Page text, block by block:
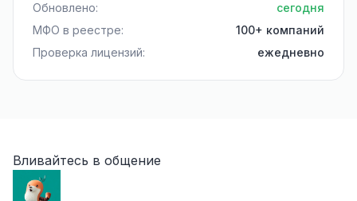
Обновлено:
сегодня
МФО в реестре:
100+ компаний
Проверка лицензий:
ежедневно
Вливайтесь в общение